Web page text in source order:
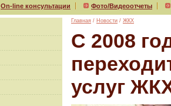
On-line консультации Фото/Видеоотчеты
Главная / Новости / ЖКХ
С 2008
услуг